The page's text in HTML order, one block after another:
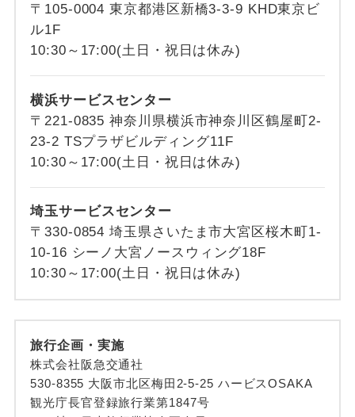
〒105-0004 東京都港区新橋3-3-9 KHD東京ビ
ル1F
10:30～17:00(土日・祝日は休み)
横浜サービスセンター
〒221-0835 神奈川県横浜市神奈川区鶴屋町2-
23-2 TSプラザビルディング11F
10:30～17:00(土日・祝日は休み)
埼玉サービスセンター
〒330-0854 埼玉県さいたま市大宮区桜木町1-
10-16 シーノ大宮ノースウィング18F
10:30～17:00(土日・祝日は休み)
旅行企画・実施
株式会社阪急交通社
530-8355 大阪市北区梅田2-5-25 ハービスOSAKA
観光庁長官登録旅行業第1847号